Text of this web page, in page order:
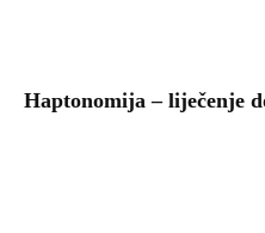
Haptonomija – liječenje